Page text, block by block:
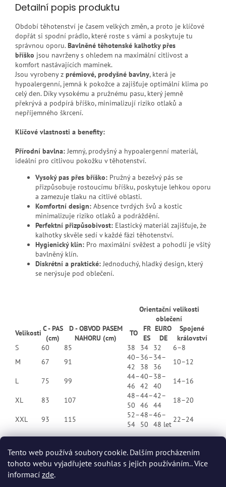
Tento web používá soubory cookie. Dalším procházením
tohoto webu vyjadřujete souhlas s jejich používáním.. Více
informací zde.
Detailní popis produktu
Období těhotenství je časem velkých změn, a proto je klíčové
dopřát si spodní prádlo, které roste s vámi a poskytuje tu
správnou oporu. Bavlněné těhotenské kalhotky přes
bříško jsou navrženy s ohledem na maximální citlivost a
komfort nastávajících maminek.
Jsou vyrobeny z prémiové, prodyšné bavlny, která je
hypoalergenní, jemná k pokožce a zajišťuje optimální klima po
celý den. Díky vysokému a pružnému pasu, který jemně
překrývá a podpírá bříško, minimalizují riziko otlaků a
nepříjemného škrcení.
Klíčové vlastnosti a benefity:
Přírodní bavlna: Jemný, prodyšný a hypoalergenní materiál,
ideální pro citlivou pokožku v těhotenství.
Vysoký pas přes bříško: Pružný a bezešvý pás se
přizpůsobuje rostoucímu bříšku, poskytuje lehkou oporu
a zamezuje tlaku na citlivé oblasti.
Komfortní design: Absence tvrdých švů a kostic
minimalizuje riziko otlaků a podráždění.
Perfektní přizpůsobivost: Elastický materiál zajišťuje, že
kalhotky skvěle sedí v každé fázi těhotenství.
Hygienický klín: Pro maximální svěžest a pohodlí je všitý
bavlněný klín.
Diskrétní a praktické: Jednoduchý, hladký design, který
se nerýsuje pod oblečení.
Orientační velikosti
oblečení
Velikosti C - PAS
(cm)
D - OBVOD PASEM
NAHORU (cm)
TO
FR
ES
EURO
DE
Spojené
království
S
60 85 38 34 32
6–8
M
67 91
40–
42
36–
38
34–
36
10–12
L 75 99
44–
46
40–
42
38–
40
14–16
XL 83 107
48–
50
44–
46
42–
44
18–20
XXL 93 115
52–
54
48–
50
46–
48 let
22–24